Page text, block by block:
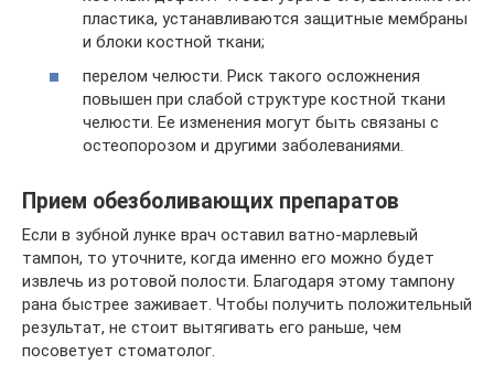
пластика, устанавливаются защитные мембраны
и блоки костной ткани;
перелом челюсти. Риск такого осложнения
повышен при слабой структуре костной ткани
челюсти. Ее изменения могут быть связаны с
остеопорозом и другими заболеваниями.
Прием обезболивающих препаратов
Если в зубной лунке врач оставил ватно-марлевый
тампон, то уточните, когда именно его можно будет
извлечь из ротовой полости. Благодаря этому тампону
рана быстрее заживает. Чтобы получить положительный
результат, не стоит вытягивать его раньше, чем
посоветует стоматолог.